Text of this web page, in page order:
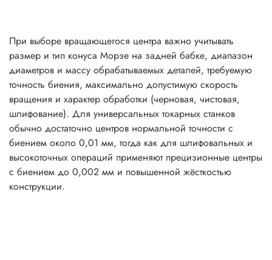
При выборе вращающегося центра важно учитывать
размер и тип конуса Морзе на задней бабке, диапазон
диаметров и массу обрабатываемых деталей, требуемую
точность биения, максимально допустимую скорость
вращения и характер обработки (черновая, чистовая,
шлифование). Для универсальных токарных станков
обычно достаточно центров нормальной точности с
биением около 0,01 мм, тогда как для шлифовальных и
высокоточных операций применяют прецизионные центры
с биением до 0,002 мм и повышенной жёсткостью
конструкции.